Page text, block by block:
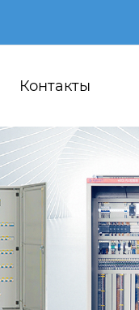
Контакты